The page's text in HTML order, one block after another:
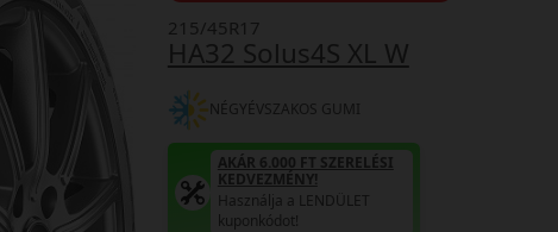
HA32 Solus4S XL W
215/45R17
NÉGYÉVSZAKOS GUMI
AKÁR 6.000 FT SZERELÉSI
KEDVEZMÉNY!
Használja a LENDÜLET
kuponkódot!